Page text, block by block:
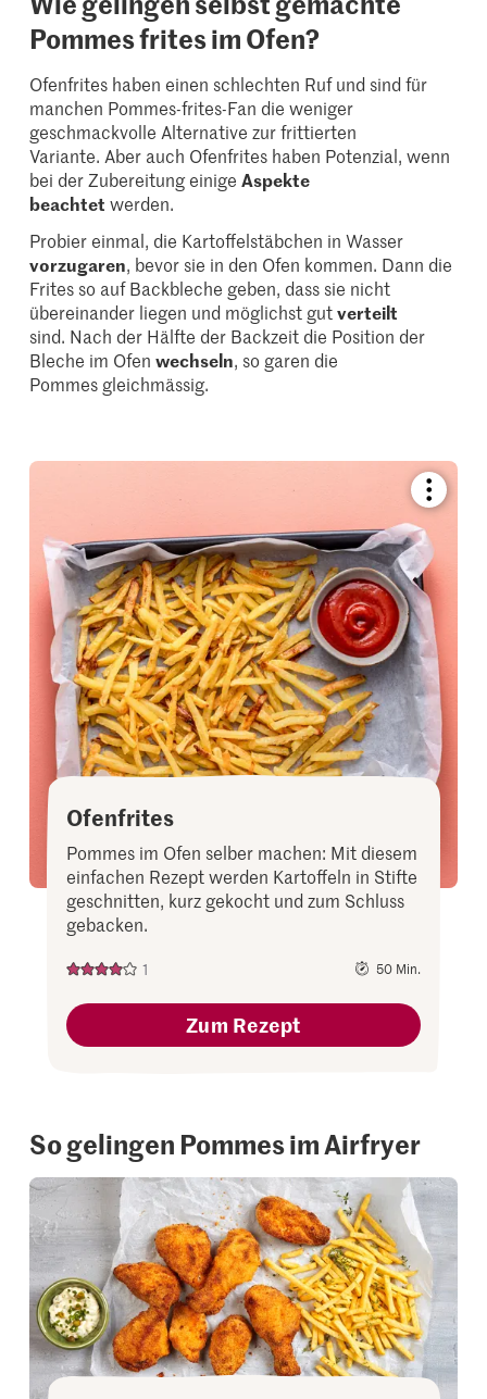
Pommes frites im Ofen?
Ofenfrites haben einen schlechten Ruf und sind für
manchen Pommes-frites-Fan die weniger
geschmackvolle Alternative zur frittierten
Variante. Aber auch Ofenfrites haben Potenzial, wenn
bei der Zubereitung einigeAspekte
beachtet werden.
Probier einmal, die Kartoffelstäbchen in Wasser
vorzugaren, bevor sie in den Ofen kommen. Dann die
Frites so auf Backbleche geben, dass sie nicht
übereinander liegen und möglichst gutverteilt
sind. Nach der Hälfte der Backzeit die Position der
Bleche im Ofenwechseln, so garen die
Pommes gleichmässig.
recipe
add
it
to
your
Ofenfrites
Pommes im Ofen selber machen: Mit diesem
einfachen Rezept werden Kartoffeln in Stifte
geschnitten, kurz gekocht und zum Schluss
gebacken.
1 50 Min.
Zum Rezept
So gelingen Pommes im Airfryer